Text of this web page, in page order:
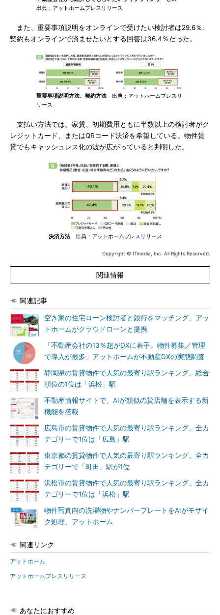
出典：アットホームプレスリリース
また、重要事項説明をオンラインで受けたい検討者は29.6％、
契約もオンラインで済ませたいとする回答は36.4％だった。
重要事項説明方法、契約方法 出典：アットホームプレスリ
リース
支払い方法では、家賃、初期費用ともに半数以上の検討者がク
レジットカード、またはQRコード決済を希望している。物件賃
貸でもキャッシュレス化の波が広がっていると判明した。
決済方法 出典：アットホームプレスリリース
Copyright © ITmedia, Inc. All Rights Reserved.
関連情報
関連記事
空き家の住宅ローン検討者と銀行をマッチング、アッ
トホームがクラウドローンと提携
「不動産会社の13％超がDXに着手。物件募集／管理
で導入が最多」アットホームが不動産DXの実態調査
静岡県の賃貸物件で人気の最寄り駅ランキング、総合
順位の1位は「浜松」駅
不動産情報サイトで、AIが類似の貸店舗を表示する新
機能を搭載
広島市の賃貸物件で人気の最寄り駅ランキング、全カ
テゴリーで1位は「広島」駅
東京都の賃貸物件で人気の最寄り駅ランキング、全カ
テゴリーで「町田」駅が1位
浜松市の賃貸物件で人気の最寄り駅ランキング、全カ
テゴリーで1位は「浜松」駅
物件写真内の洗濯物やナンバープレートをAIがモザイ
ク処理、アットホーム
関連リンク
アットホーム
アットホームプレスリリース
あなたにおすすめ